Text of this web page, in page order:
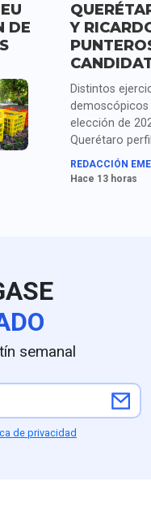
DE
Y
Distintos
elección de
Querétaro
Santiago
Astudillo
Astudillo,
Arias
el respaldo
Partido Verde
competitividad
REDACCIÓN
Hace 13 horas
semanal
de privacidad